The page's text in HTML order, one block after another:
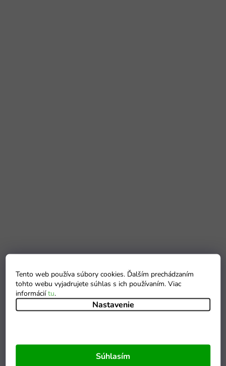
Tento web používa súbory cookies. Ďalším prechádzaním
tohto webu vyjadrujete súhlas s ich používaním. Viac
informáciítu.
Nastavenie
Súhlasím